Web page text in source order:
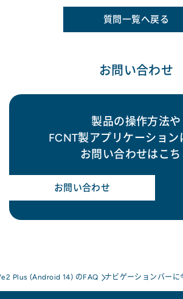
質問一覧へ戻る
お問い合わせ
製品の操作方法や
FCNT製アプリケーション
お問い合わせはこち
お問い合わせ
Plus (Android 14) のFAQ ナビゲーションバー